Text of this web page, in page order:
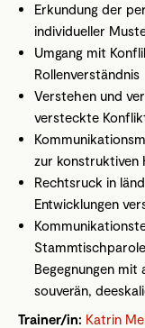
Erkundung der
individueller
Umgang mit
Rollenverständnis
Verstehen und
versteckte
zur konstruktiven
Rechtsruck in
Entwicklungen
Begegnungen mit
souverän,
Trainer/in: Katrin